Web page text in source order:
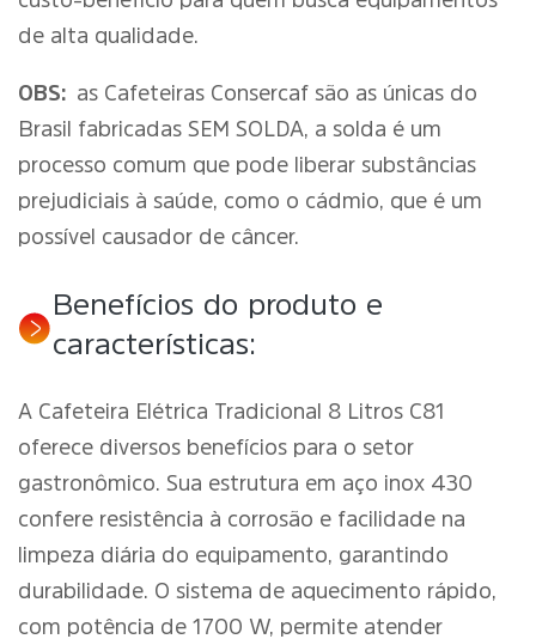
de alta qualidade.
OBS: as Cafeteiras Consercaf são as únicas do
Brasil fabricadas SEM SOLDA, a solda é um
processo comum que pode liberar substâncias
prejudiciais à saúde, como o cádmio, que é um
possível causador de câncer.
Benefícios do produto e
características:
A Cafeteira Elétrica Tradicional 8 Litros C81
oferece diversos benefícios para o setor
gastronômico. Sua estrutura em aço inox 430
confere resistência à corrosão e facilidade na
limpeza diária do equipamento, garantindo
durabilidade. O sistema de aquecimento rápido,
com potência de 1700 W, permite atender